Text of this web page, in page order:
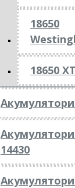
18650
18650
Акумулятори
Акумулятори
14430
Акумулятори